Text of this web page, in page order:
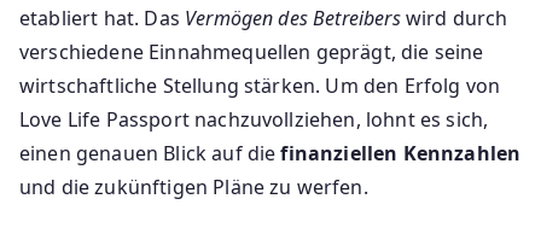
etabliert hat. Das Vermögen des Betreiberswird durch
verschiedene Einnahmequellen geprägt, die seine
wirtschaftliche Stellung stärken. Um den Erfolg von
Love Life Passport nachzuvollziehen, lohnt es sich,
einen genauen Blick auf diefinanziellen Kennzahlen
und die zukünftigen Pläne zu werfen.